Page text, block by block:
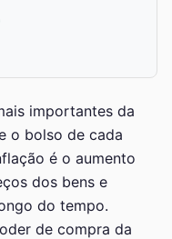
importantes da
o bolso de cada
é o aumento
dos bens e
do tempo.
de compra da